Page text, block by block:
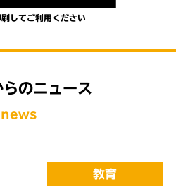
してご利用ください
のニュース
news
教育